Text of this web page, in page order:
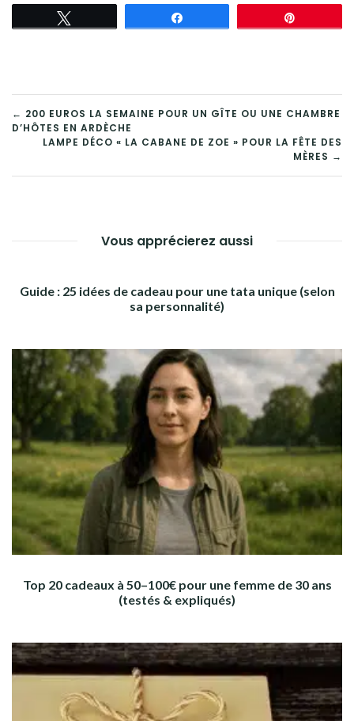
NAVIGATION
DE
L’ARTICLE
← 200 EUROS LA SEMAINE POUR UN GÎTE OU UNE CHAMBRE
D’HÔTES EN ARDÈCHE
LAMPE DÉCO « LA CABANE DE ZOE » POUR LA FÊTE DES
MÈRES →
Vous apprécierez aussi
Guide : 25 idées de cadeau pour une tata unique (selon
sa personnalité)
Top 20 cadeaux à 50–100€ pour une femme de 30 ans
(testés & expliqués)